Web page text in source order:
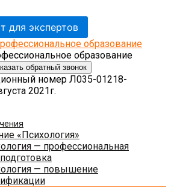
для экспертов
образование
обратный звонок
номер Л035-01218-
2021г.
«Психология»
— профессиональная
— повышение